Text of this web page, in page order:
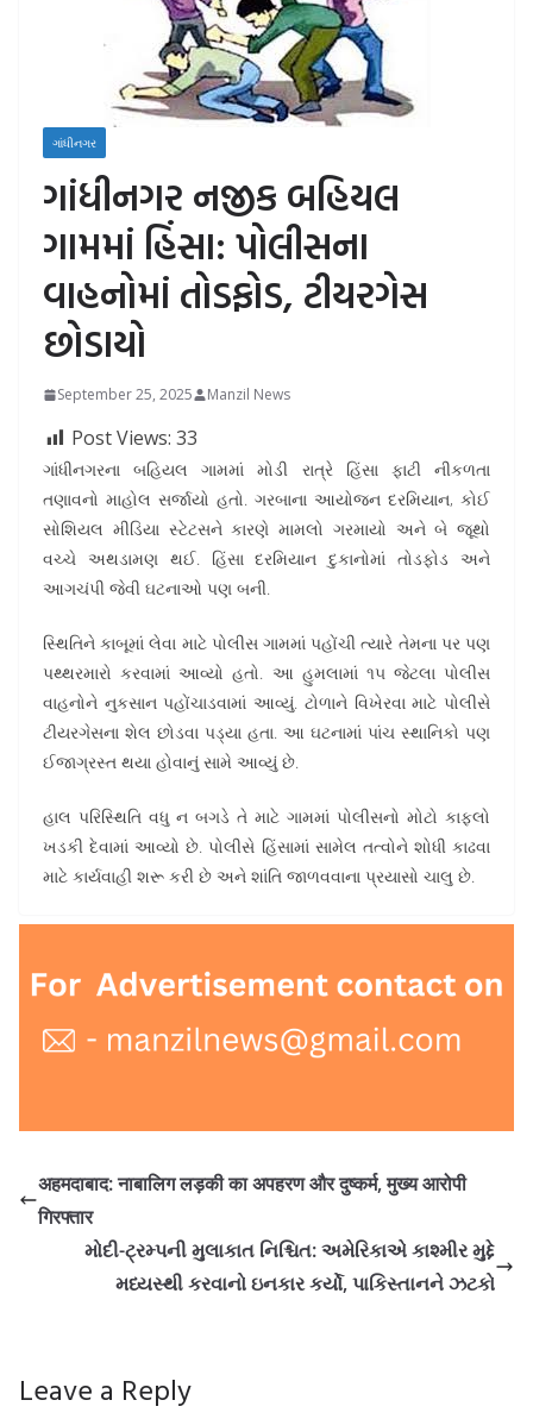
ગાંધીનગર
ગાંધીનગર નજીક બહિયલ
ગામમાં હિંસા: પોલીસના
વાહનોમાં તોડફોડ, ટીયરગેસ
છોડાયો
September 25, 2025 Manzil News
Post Views: 33
ગાંધીનગરના બહિયલ ગામમાં મોડી રાત્રે હિંસા ફાટી નીકળતા
તણાવનો માહોલ સર્જાયો હતો. ગરબાના આયોજન દરમિયાન, કોઈ
સોશિયલ મીડિયા સ્ટેટસને કારણે મામલો ગરમાયો અને બે જૂથો
વચ્ચે અથડામણ થઈ. હિંસા દરમિયાન દુકાનોમાં તોડફોડ અને
આગચંપી જેવી ઘટનાઓ પણ બની.
સ્થિતિને કાબૂમાં લેવા માટે પોલીસ ગામમાં પહોંચી ત્યારે તેમના પર પણ
પથ્થરમારો કરવામાં આવ્યો હતો. આ હુમલામાં ૧૫ જેટલા પોલીસ
વાહનોને નુકસાન પહોંચાડવામાં આવ્યું. ટોળાને વિખેરવા માટે પોલીસે
ટીયરગેસના શેલ છોડવા પડ્યા હતા. આ ઘટનામાં પાંચ સ્થાનિકો પણ
ઈજાગ્રસ્ત થયા હોવાનું સામે આવ્યું છે.
હાલ પરિસ્થિતિ વધુ ન બગડે તે માટે ગામમાં પોલીસનો મોટો કાફલો
ખડકી દેવામાં આવ્યો છે. પોલીસે હિંસામાં સામેલ તત્વોને શોધી કાઢવા
માટે કાર્યવાહી શરૂ કરી છે અને શાંતિ જાળવવાના પ્રયાસો ચાલુ છે.
अहमदाबाद: नाबालिग लड़की का अपहरण और दुष्कर्म, मुख्य आरोपी
गिरफ्तार
મોદી-ટ્રમ્પની મુલાકાત નિશ્ચિત: અમેરિકાએ કાશ્મીર મુદ્દે
મધ્યસ્થી કરવાનો ઇનકાર કર્યો, પાકિસ્તાનને ઝટકો
Leave a Reply